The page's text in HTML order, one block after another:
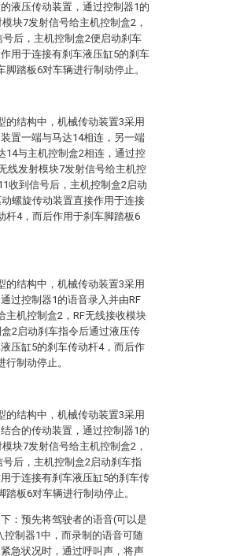
液压传动装置，通过控制器1的
块7发射信号给主机控制盒2，
后，主机控制盒2便启动刹车
用于连接有刹车液压缸5的刹车
踏板6对车辆进行制动停止。
的结构中，机械传动装置3采用
置一端与马达14相连，另一端
14与主机控制盒2相连，通过控
线发射模块7发射信号给主机控
收到信号后，主机控制盒2启动
螺旋传动装置直接作用于连接
杆4，而后作用于刹车脚踏板6
的结构中，机械传动装置3采用
过控制器1的语音录入并由RF
主机控制盒2，RF无线接收模块
2启动刹车指令后通过液压传
压缸5的刹车传动杆4，而后作
制动停止。
的结构中，机械传动装置3采用
合的传动装置，通过控制器1的
块7发射信号给主机控制盒2，
后，主机控制盒2启动刹车指
于连接有刹车液压缸5的刹车传
板6对车辆进行制动停止。
：预先将驾驶者的语音(可以是
制器1中，而录制的语音可随
急状况时，通过呼叫声，将声